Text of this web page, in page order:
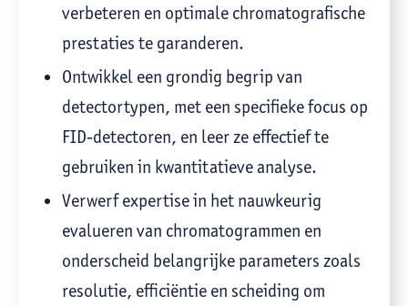
verbeteren en optimale chromatografische
prestaties te garanderen.
Ontwikkel een grondig begrip van
detectortypen, met een specifieke focus op
FID-detectoren, en leer ze effectief te
gebruiken in kwantitatieve analyse.
Verwerf expertise in het nauwkeurig
evalueren van chromatogrammen en
onderscheid belangrijke parameters zoals
resolutie, efficiëntie en scheiding om